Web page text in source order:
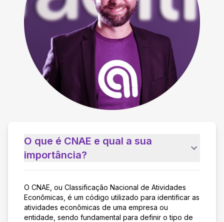
O que é CNAE e qual a sua
importância?
O CNAE, ou Classificação Nacional de Atividades
Econômicas, é um código utilizado para identificar as
atividades econômicas de uma empresa ou
entidade, sendo fundamental para definir o tipo de